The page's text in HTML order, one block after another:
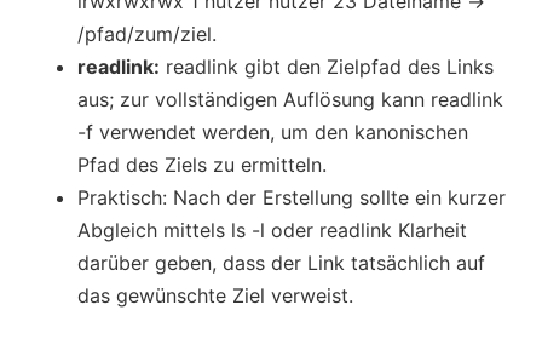
/pfad/zum/ziel.
readlink: readlink gibt den Zielpfad des Links
aus; zur vollständigen Auflösung kann readlink
-f verwendet werden, um den kanonischen
Pfad des Ziels zu ermitteln.
Praktisch: Nach der Erstellung sollte ein kurzer
Abgleich mittels ls -l oder readlink Klarheit
darüber geben, dass der Link tatsächlich auf
das gewünschte Ziel verweist.